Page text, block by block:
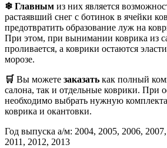
❄ Главным из них является
растаявший снег с ботинок в ячейки
предотвратить образование луж на
При этом, при вынимании коврика из
проливается, а коврики остаются
морозе.
🛒 Вы можете заказать как полный
салона, так и отдельные коврики. При
необходимо выбрать нужную
коврика и окантовки.
Год выпуска а/м: 2004, 2005, 2006,
2011, 2012, 2013